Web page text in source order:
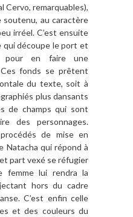
Cervo, remarquables),
au caractère
irréel. C’est ensuite
qui découpe le port et
pour en faire une
fonds se prêtent
du texte, soit à
plus dansants
de champs qui sont
des personnages.
de mise en
Natacha qui répond à
part vexé se réfugier
femme lui rendra la
hors du cadre
C’est enfin celle
et des couleurs du